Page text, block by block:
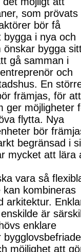
som prövats
bör få
i nya och
önskar bygga
gå samman i
och
En
främjas, för att
ger möjligheter
flytta. Nya
bör
begränsad i
mycket att lära
vara så
kombineras
arkitektur.
är
enklare
bygglovsbefriade
möjlighet att